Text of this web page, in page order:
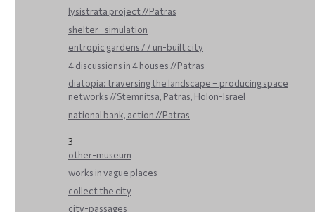
lysistrata project //Patras
shelter _ simulation
entropic gardens / / un-built city
4 discussions in 4 houses //Patras
diatopia: traversing the landscape – producing space
networks //Stemnitsa, Patras, Holon-Israel
national bank, action //Patras
3
other-museum
works in vague places
collect the city
city-passages